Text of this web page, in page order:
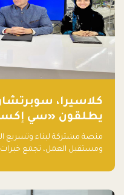
كلاسيرا،
يطلقون «سي
تقنيات التعليم
منصة مشتركة لبناء وتسريع
ومستقبل العمل، تجمع خبرات
العالمية.